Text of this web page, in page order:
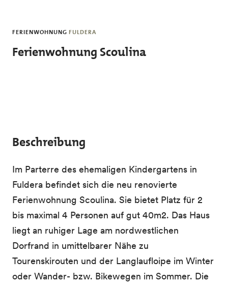
FERIENWOHNUNG FULDERA
Ferienwohnung Scoulina
Beschreibung
Im Parterre des ehemaligen Kindergartens in
Fuldera befindet sich die neu renovierte
Ferienwohnung Scoulina. Sie bietet Platz für 2
bis maximal 4 Personen auf gut 40m2. Das Haus
liegt an ruhiger Lage am nordwestlichen
Dorfrand in umittelbarer Nähe zu
Tourenskirouten und der Langlaufloipe im Winter
oder Wander- bzw. Bikewegen im Sommer. Die